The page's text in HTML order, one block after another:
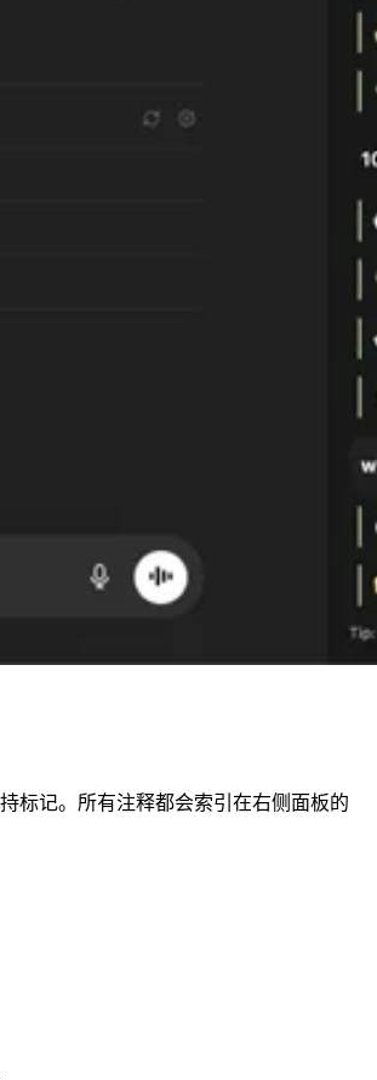
标记。所有注释都会索引在右侧面板的